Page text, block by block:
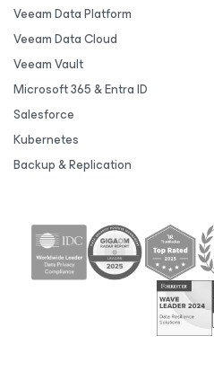
Veeam Data Platform
Veeam Data Cloud
Veeam Vault
Microsoft 365 & Entra ID
Salesforce
Kubernetes
Backup & Replication